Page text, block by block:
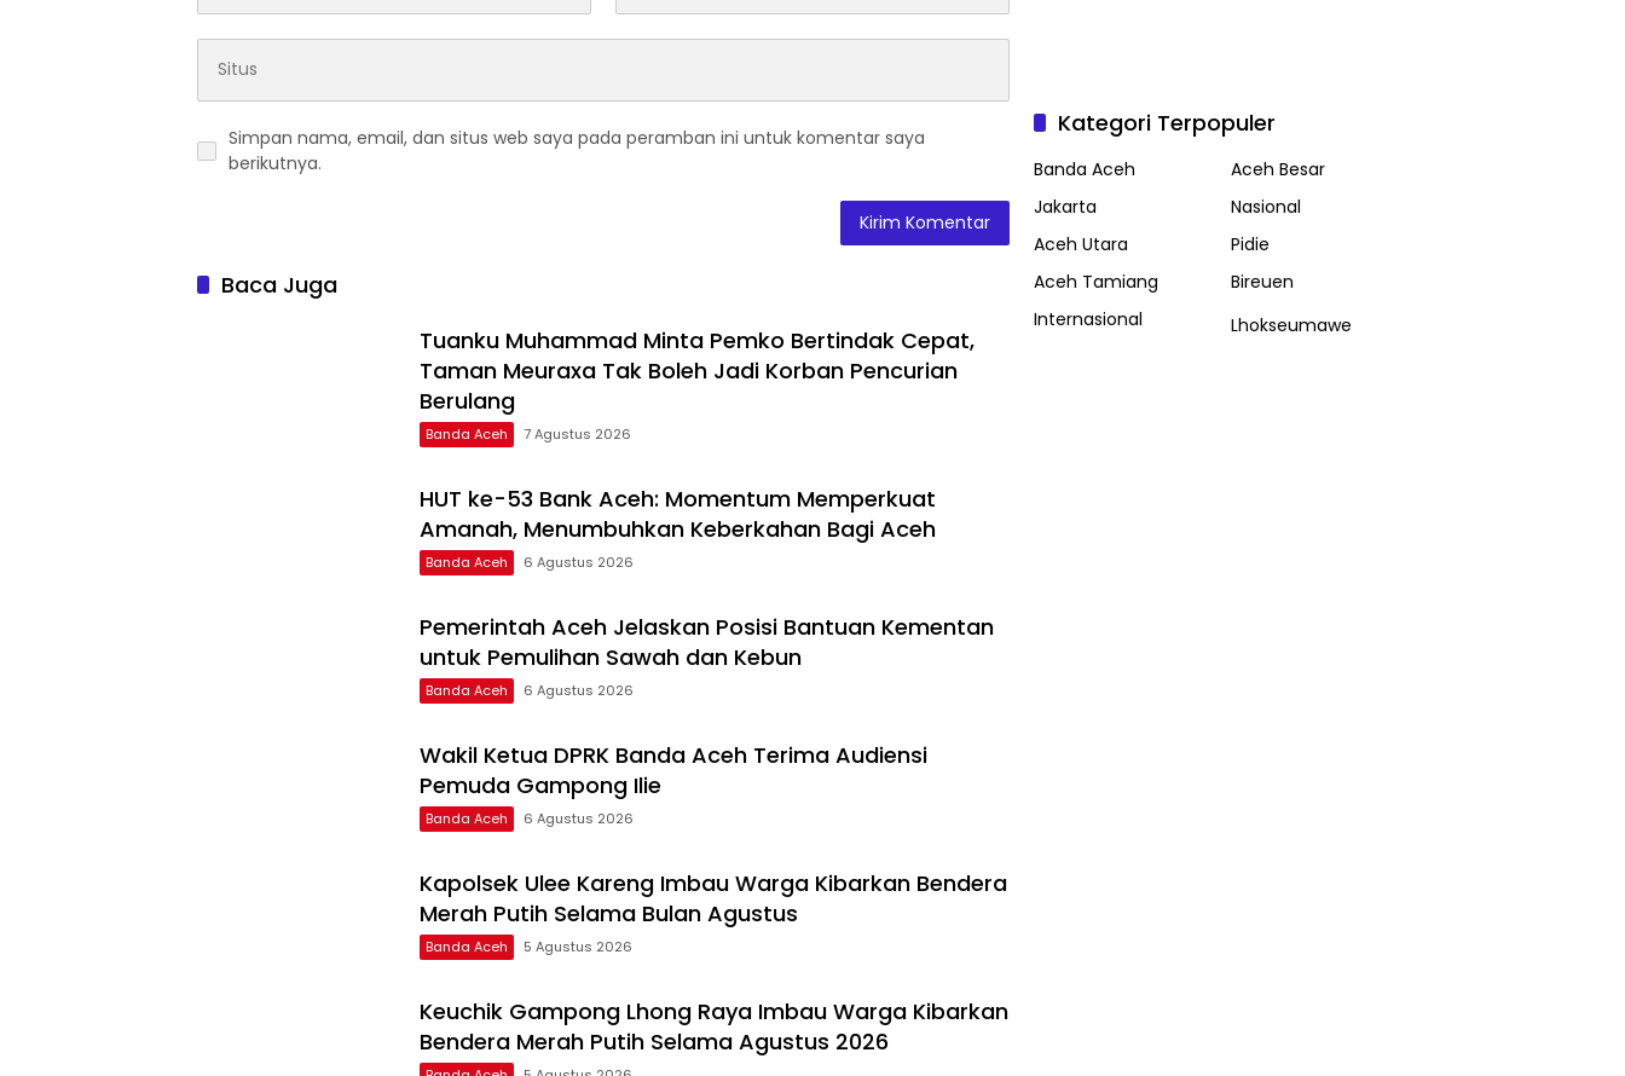
Simpan nama, email, dan situs web saya pada peramban ini untuk komentar saya
berikutnya.
Baca Juga
Tuanku Muhammad Minta Pemko Bertindak Cepat,
Taman Meuraxa Tak Boleh Jadi Korban Pencurian
Berulang
Banda Aceh 7 Agustus 2026
HUT ke-53 Bank Aceh: Momentum Memperkuat
Amanah, Menumbuhkan Keberkahan Bagi Aceh
Banda Aceh 6 Agustus 2026
Pemerintah Aceh Jelaskan Posisi Bantuan Kementan
untuk Pemulihan Sawah dan Kebun
Banda Aceh 6 Agustus 2026
Wakil Ketua DPRK Banda Aceh Terima Audiensi
Pemuda Gampong Ilie
Banda Aceh 6 Agustus 2026
Kapolsek Ulee Kareng Imbau Warga Kibarkan Bendera
Merah Putih Selama Bulan Agustus
Banda Aceh 5 Agustus 2026
Keuchik Gampong Lhong Raya Imbau Warga Kibarkan
Bendera Merah Putih Selama Agustus 2026
Kategori Terpopuler
Banda Aceh
Aceh Besar
Jakarta
Nasional
Aceh Utara
Pidie
Aceh Tamiang
Bireuen
Internasional
Lhokseumawe